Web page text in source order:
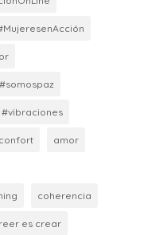
#somospaz
#vibraciones
amor
coherencia
es crear